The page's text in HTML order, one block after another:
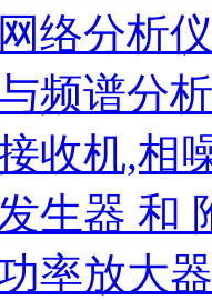
络分析
频谱分
收机,相
生器 和
率放大器